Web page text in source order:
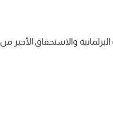
البرلمانية والاستحقاق الأخير من